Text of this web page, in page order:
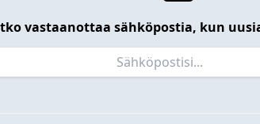
vastaanottaa sähköpostia, kun